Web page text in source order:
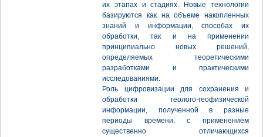
их этапах и стадиях. Новые технологии
базируются как на объеме накопленных
знаний и информации, способах их
обработки, так и на применении
принципиально новых решений,
определяемых теоретическими
разработками и практическими
исследованиями.
Роль цифровизации для сохранения и
обработки геолого-геофизической
информации, полученной в разные
периоды времени, с применением
существенно отличающихся